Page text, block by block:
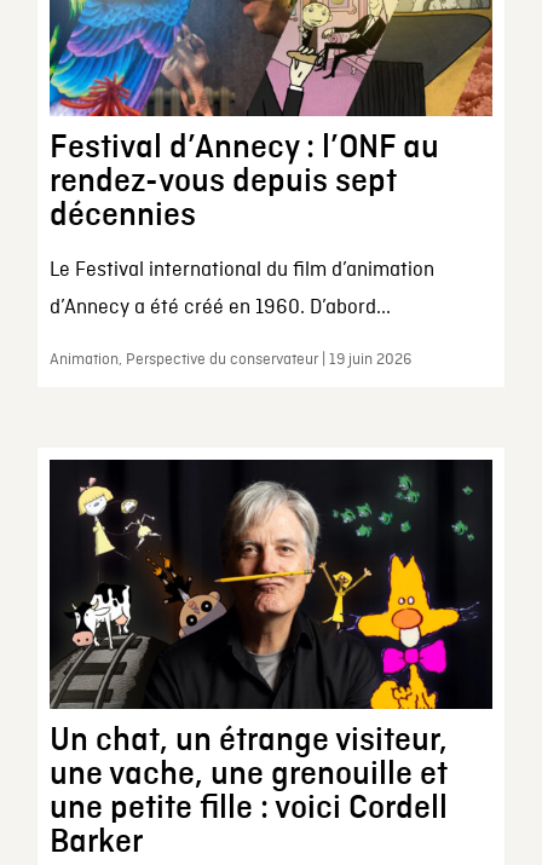
Festival d’Annecy : l’ONF au
rendez-vous depuis sept
décennies
Le Festival international du film d’animation
d’Annecy a été créé en 1960. D’abord...
Animation, Perspective du conservateur | 19 juin 2026
Un chat, un étrange visiteur,
une vache, une grenouille et
une petite fille : voici Cordell
Barker